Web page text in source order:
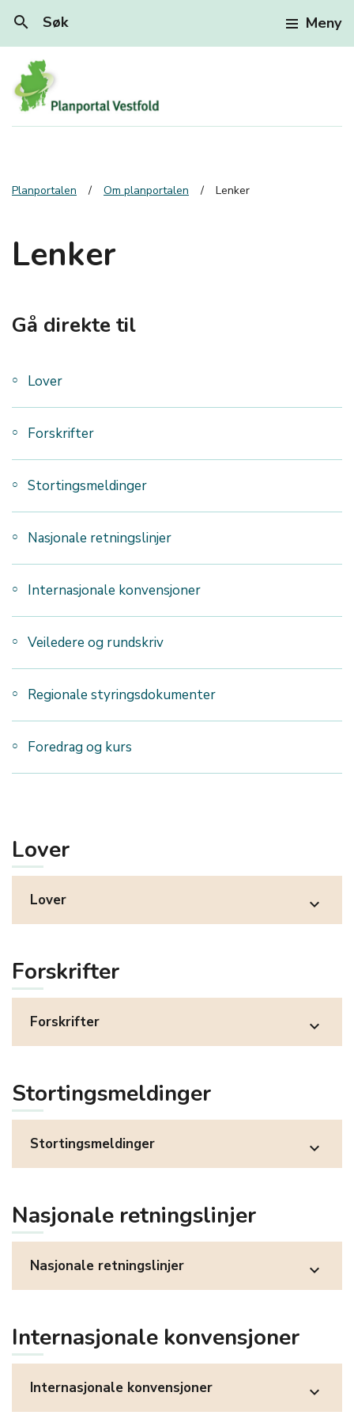
search Søk Meny
Planportalen Om planportalen Lenker
Lenker
Gå direkte til
Lover
Forskrifter
Stortingsmeldinger
Nasjonale retningslinjer
Internasjonale konvensjoner
Veiledere og rundskriv
Regionale styringsdokumenter
Foredrag og kurs
Lover
Lover expand_more
Forskrifter
Forskrifter expand_more
Stortingsmeldinger
Stortingsmeldinger expand_more
Nasjonale retningslinjer
Nasjonale retningslinjer expand_more
Internasjonale konvensjoner
Internasjonale konvensjoner expand_more